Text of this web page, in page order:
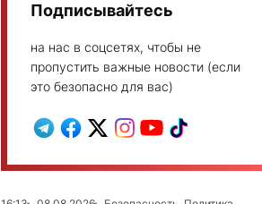
Подписывайтесь
на нас в соцсетях, чтобы не
пропустить важные новости (если
это безопасно для вас)